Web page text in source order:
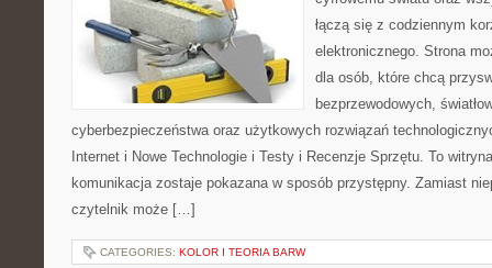
łączą się z codziennym
elektronicznego. Strona
dla osób, które chcą
bezprzewodowych,
cyberbezpieczeństwa oraz użytkowych rozwiązań
Internet i Nowe Technologie i Testy i Recenzje Sprzętu. To
komunikacja zostaje pokazana w sposób przystępny. Zamiast
czytelnik może […]
CATEGORIES: KOLOR I TEORIA BARW